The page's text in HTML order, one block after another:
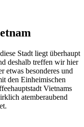
Stadt liegt überhaupt
deshalb treffen wir hier
etwas besonderes und
den Einheimischen
Vietnams
atemberaubend